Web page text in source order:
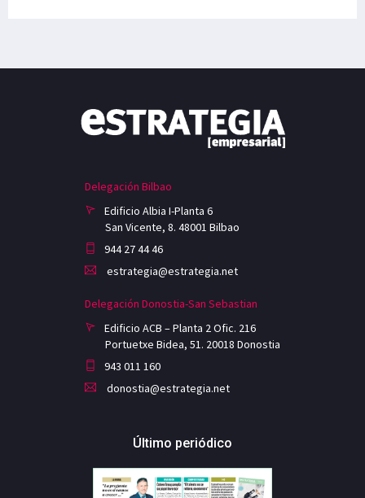
Delegación Bilbao
Edificio Albia I-Planta 6
San Vicente, 8. 48001 Bilbao
944 27 44 46
estrategia@estrategia.net
Delegación Donostia-San Sebastian
Edificio ACB – Planta 2 Ofic. 216
Portuetxe Bidea, 51. 20018 Donostia
943 011 160
donostia@estrategia.net
Último periódico